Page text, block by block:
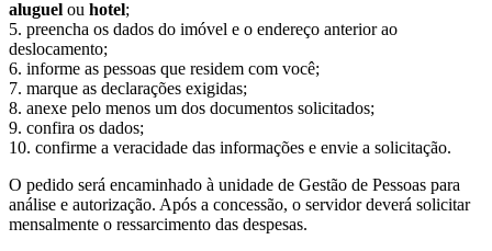
aluguel ou hotel;
5. preencha os dados do imóvel e o endereço anterior ao
deslocamento;
6. informe as pessoas que residem com você;
7. marque as declarações exigidas;
8. anexe pelo menos um dos documentos solicitados;
9. confira os dados;
10. confirme a veracidade das informações e envie a solicitação.
O pedido será encaminhado à unidade de Gestão de Pessoas para
análise e autorização. Após a concessão, o servidor deverá solicitar
mensalmente o ressarcimento das despesas.